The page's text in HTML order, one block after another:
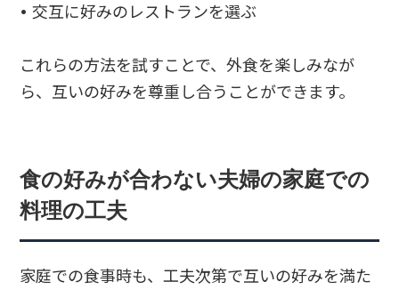
• 交互に好みのレストランを選ぶ
これらの方法を試すことで、外食を楽しみなが
ら、互いの好みを尊重し合うことができます。
食の好みが合わない夫婦の家庭での
料理の工夫
家庭での食事時も、工夫次第で互いの好みを満た